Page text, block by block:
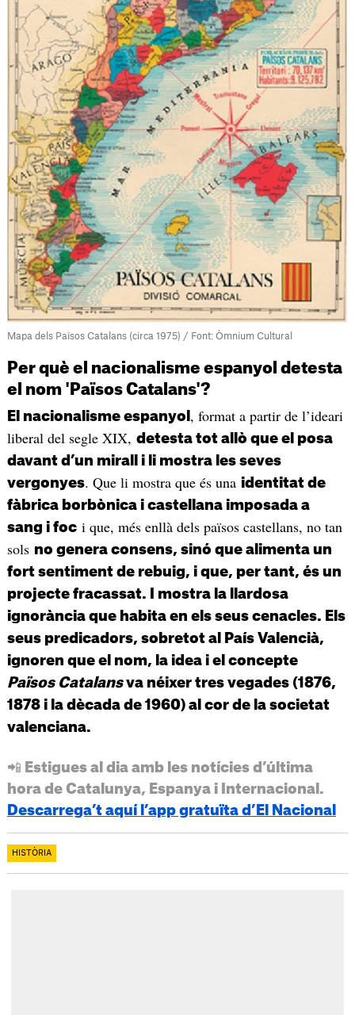
Mapa dels Països Catalans (circa 1975) / Font: Òmnium Cultural
Per què el nacionalisme espanyol detesta
el nom 'Països Catalans'?
El nacionalisme espanyol , format a partir de l’ideari
liberal del segle XIX, detesta tot allò que el posa
davant d’un mirall i li mostra les seves
vergonyes. Que li mostra que és una identitat de
fàbrica borbònica i castellana imposada a
sang i foci que, més enllà dels països castellans, no tan
sols no genera consens, sinó que alimenta un
fort sentiment de rebuig, i que, per tant, és un
projecte fracassat. I mostra la llardosa
ignorància que habita en els seus cenacles. Els
seus predicadors, sobretot al País Valencià,
ignoren que el nom, la idea i el concepte
Països Catalansva néixer tres vegades (1876,
1878 i la dècada de 1960) al cor de la societat
valenciana.
📲 Estigues al dia amb les notícies d’última
hora de Catalunya, Espanya i Internacional.
Descarrega’t aquí l’app gratuïta d’El Nacional
HISTÒRIA